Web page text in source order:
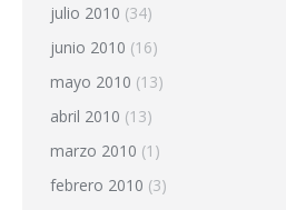
julio 2010 (34)
junio 2010 (16)
mayo 2010 (13)
abril 2010 (13)
marzo 2010 (1)
febrero 2010 (3)